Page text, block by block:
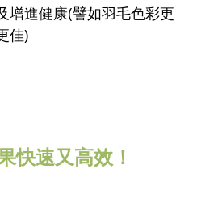
增進健康(譬如羽毛色彩更
佳)
快速又高效！